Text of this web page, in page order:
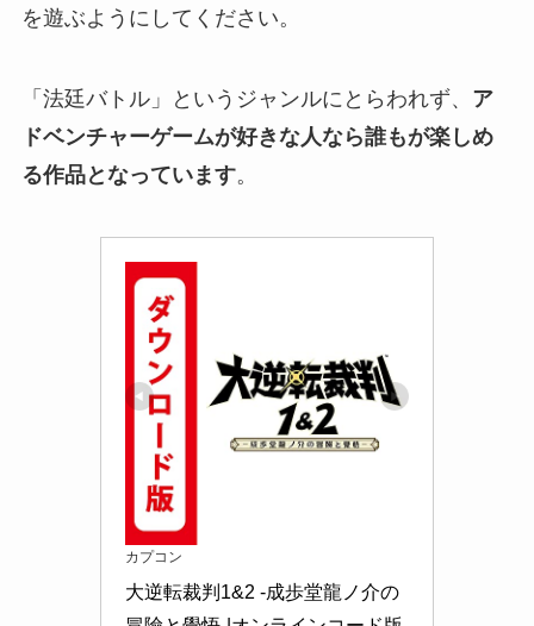
を遊ぶようにしてください。
「法廷バトル」というジャンルにとらわれず、 ア
ドベンチャーゲームが好きな人なら誰もが楽しめ
る作品となっています。
カプコン
大逆転裁判1&2 -成歩堂龍ノ介の